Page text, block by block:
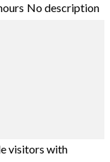
No description
visitors with